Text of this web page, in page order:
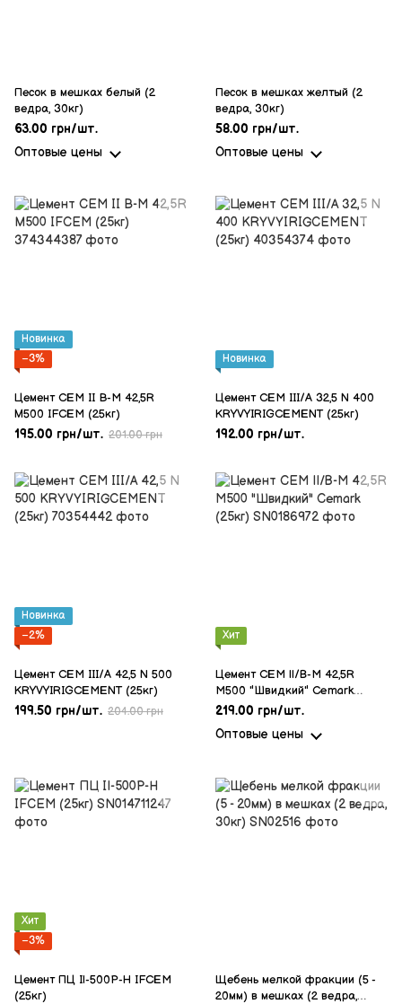
Песок в мешках белый (2
ведра, 30кг)
63.00 грн/шт.
Оптовые цены
Песок в мешках желтый (2
ведра, 30кг)
58.00 грн/шт.
Оптовые цены
Новинка
−3%
Цемент CEM II B-M 42,5R
М500 IFCEM (25кг)
195.00 грн/шт. 201.00 грн
Новинка
Цемент CEM III/А 32,5 N 400
KRYVYIRIGCEMENT (25кг)
192.00 грн/шт.
Новинка
−2%
Цемент CEM III/А 42,5 N 500
KRYVYIRIGCEMENT (25кг)
199.50 грн/шт. 204.00 грн
Хит
Цемент CEM ІІ/В-M 42,5R
M500 "Швидкий" Cemark
(25кг)
219.00 грн/шт.
Оптовые цены
Хит
−3%
Цемент ПЦ IІ-500Р-Н IFCEM
(25кг)
Щебень мелкой фракции (5 -
20мм) в мешках (2 ведра,